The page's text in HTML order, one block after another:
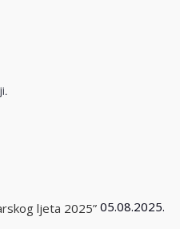
ljeta 2025”05.08.2025.